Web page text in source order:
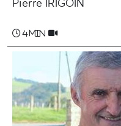
Pierre IRIGOIN
4 min